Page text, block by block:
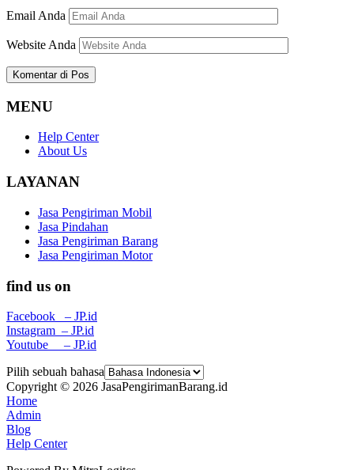
Email Anda
Website Anda
MENU
Help Center
About Us
LAYANAN
Jasa Pengiriman Mobil
Jasa Pindahan
Jasa Pengiriman Barang
Jasa Pengiriman Motor
find us on
Facebook – JP.id
Instagram – JP.id
Youtube – JP.id
Pilih sebuah bahasa
Copyright © 2026 JasaPengirimanBarang.id
Home
Admin
Blog
Help Center